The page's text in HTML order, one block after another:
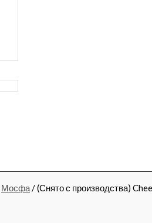
Мосфа/ (Снято с производства)